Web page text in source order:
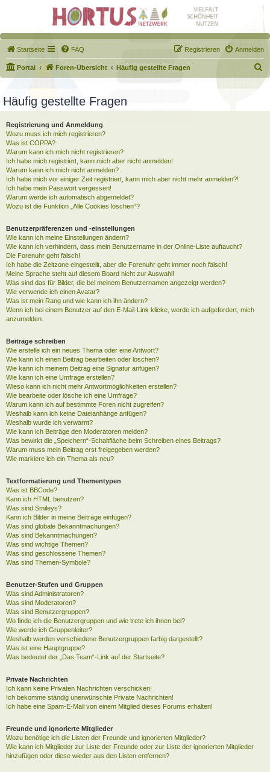
Startseite FAQ Anmelden
Registrieren
Portal Foren-Übersicht Häufig gestellte Fragen
u
h
Häufig gestellte Fragen
Registrierung und Anmeldung
Wozu muss ich mich registrieren?
Was ist COPPA?
Warum kann ich mich nicht registrieren?
Ich habe mich registriert, kann mich aber nicht anmelden!
Warum kann ich mich nicht anmelden?
Ich habe mich vor einiger Zeit registriert, kann mich aber nicht mehr anmelden?!
Ich habe mein Passwort vergessen!
Warum werde ich automatisch abgemeldet?
Wozu ist die Funktion „Alle Cookies löschen“?
Benutzerpräferenzen und -einstellungen
Wie kann ich meine Einstellungen ändern?
Wie kann ich verhindern, dass mein Benutzername in der Online-Liste auftaucht?
Die Forenuhr geht falsch!
Ich habe die Zeitzone eingestellt, aber die Forenuhr geht immer noch falsch!
Meine Sprache steht auf diesem Board nicht zur Auswahl!
Was sind das für Bilder, die bei meinem Benutzernamen angezeigt werden?
Wie verwende ich einen Avatar?
Was ist mein Rang und wie kann ich ihn ändern?
Wenn ich bei einem Benutzer auf den E-Mail-Link klicke, werde ich aufgefordert, mich
anzumelden.
Beiträge schreiben
Wie erstelle ich ein neues Thema oder eine Antwort?
Wie kann ich einen Beitrag bearbeiten oder löschen?
Wie kann ich meinem Beitrag eine Signatur anfügen?
Wie kann ich eine Umfrage erstellen?
Wieso kann ich nicht mehr Antwortmöglichkeiten erstellen?
Wie bearbeite oder lösche ich eine Umfrage?
Warum kann ich auf bestimmte Foren nicht zugreifen?
Weshalb kann ich keine Dateianhänge anfügen?
Weshalb wurde ich verwarnt?
Wie kann ich Beiträge den Moderatoren melden?
Was bewirkt die „Speichern“-Schaltfläche beim Schreiben eines Beitrags?
Warum muss mein Beitrag erst freigegeben werden?
Wie markiere ich ein Thema als neu?
Textformatierung und Thementypen
Was ist BBCode?
Kann ich HTML benutzen?
Was sind Smileys?
Kann ich Bilder in meine Beiträge einfügen?
Was sind globale Bekanntmachungen?
Was sind Bekanntmachungen?
Was sind wichtige Themen?
Was sind geschlossene Themen?
Was sind Themen-Symbole?
Benutzer-Stufen und Gruppen
Was sind Administratoren?
Was sind Moderatoren?
Was sind Benutzergruppen?
Wo finde ich die Benutzergruppen und wie trete ich ihnen bei?
Wie werde ich Gruppenleiter?
Weshalb werden verschiedene Benutzergruppen farbig dargestellt?
Was ist eine Hauptgruppe?
Was bedeutet der „Das Team“-Link auf der Startseite?
Private Nachrichten
Ich kann keine Privaten Nachrichten verschicken!
Ich bekomme ständig unerwünschte Private Nachrichten!
Ich habe eine Spam-E-Mail von einem Mitglied dieses Forums erhalten!
Freunde und ignorierte Mitglieder
Wozu benötige ich die Listen der Freunde und ignorierten Mitglieder?
Wie kann ich Mitglieder zur Liste der Freunde oder zur Liste der ignorierten Mitglieder
hinzufügen oder diese wieder aus den Listen entfernen?